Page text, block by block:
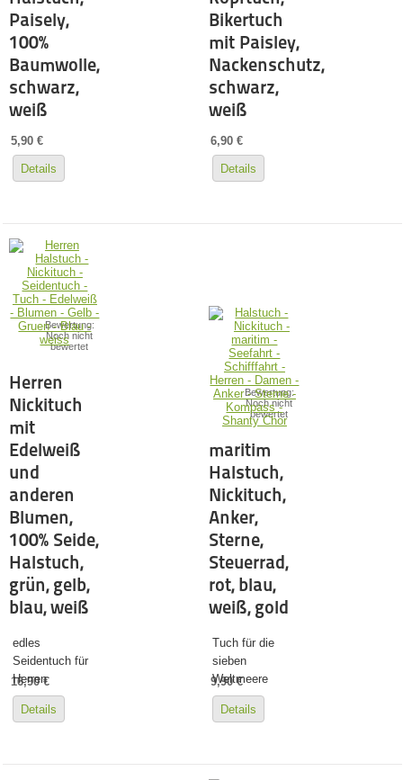
Paisely,
100%
Baumwolle,
schwarz,
weiß
5,90 €
Details
Bikertuch
mit Paisley,
Nackenschutz,
schwarz,
weiß
6,90 €
Details
Bewertung:
Noch nicht
bewertet
Herren
Nickituch
mit
Edelweiß
und
anderen
Blumen,
100% Seide,
Halstuch,
grün, gelb,
blau, weiß
edles
Seidentuch für
Herren
16,90 €
Details
Bewertung:
Noch nicht
bewertet
maritim
Halstuch,
Nickituch,
Anker,
Sterne,
Steuerrad,
rot, blau,
weiß, gold
Tuch für die
sieben
Weltmeere
9,90 €
Details